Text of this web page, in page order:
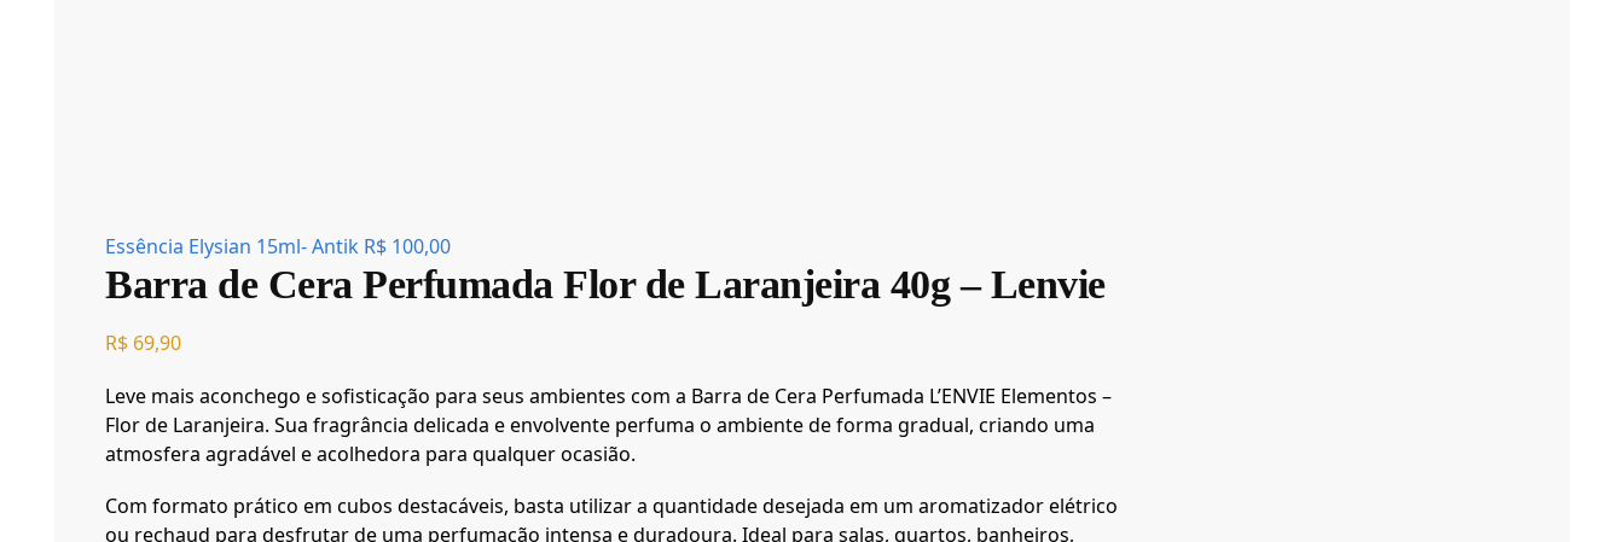
Essência Elysian 15ml- Antik R$ 100,00
Barra de Cera Perfumada Flor de Laranjeira 40g – Lenvie
R$ 69,90
Leve mais aconchego e sofisticação para seus ambientes com a Barra de Cera Perfumada L’ENVIE Elementos –
Flor de Laranjeira. Sua fragrância delicada e envolvente perfuma o ambiente de forma gradual, criando uma
atmosfera agradável e acolhedora para qualquer ocasião.
Com formato prático em cubos destacáveis, basta utilizar a quantidade desejada em um aromatizador elétrico
ou rechaud para desfrutar de uma perfumação intensa e duradoura. Ideal para salas, quartos, banheiros,